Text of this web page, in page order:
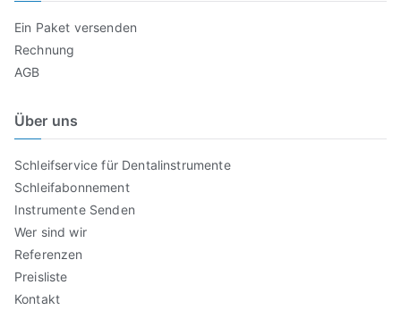
Ein Paket versenden
Rechnung
AGB
Über uns
Schleifservice für Dentalinstrumente
Schleifabonnement
Instrumente Senden
Wer sind wir
Referenzen
Preisliste
Kontakt